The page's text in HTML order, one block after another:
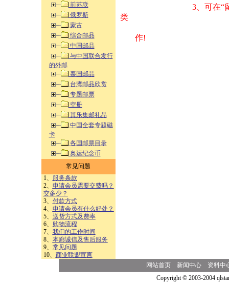
前苏联
俄罗斯
蒙古
综合邮品
中国邮品
与中国联合发行
的外邮
泰国邮品
台湾邮品欣赏
专题邮票
空册
其乐集邮礼品
中国全套专题磁
卡
各国邮票目录
奥运纪念币
常见问题
1、
服务条款
2、 申请会员需要交费吗？
交多少？
3、 付款方式
4、 申请会员有什么好处？
5、 送货方式及费率
6、
购物流程
7、 我们的工作时间
8、 本廊诚信及售后服务
9、 常见问题
10、 商业联盟宣言
3、可在“
类 方式告之
作!
网站首页 新闻中心
资料中
Copyright © 2003-2004